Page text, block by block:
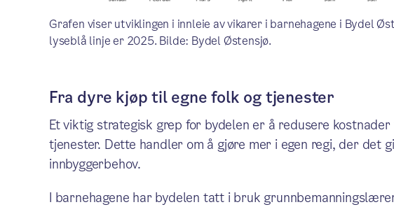
Grafen viser utviklingen i innleie av vikarer i barnehagene i Bydel
lyseblå linje er 2025. Bilde: Bydel Østensjø.
Fra dyre kjøp til egne folk og tjenester
Et viktig strategisk grep for bydelen er å redusere
tjenester. Dette handler om å gjøre mer i egen regi, der det
innbyggerbehov.
I barnehagene har bydelen tatt i bruk